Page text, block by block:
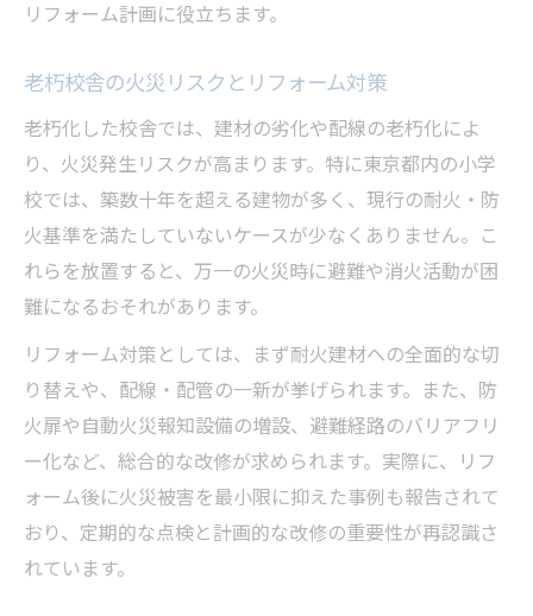
リフォーム計画に役立ちます。
老朽校舎の火災リスクとリフォーム対策
老朽化した校舎では、建材の劣化や配線の老朽化によ
り、火災発生リスクが高まります。特に東京都内の小学
校では、築数十年を超える建物が多く、現行の耐火・防
火基準を満たしていないケースが少なくありません。こ
れらを放置すると、万一の火災時に避難や消火活動が困
難になるおそれがあります。
リフォーム対策としては、まず耐火建材への全面的な切
り替えや、配線・配管の一新が挙げられます。また、防
火扉や自動火災報知設備の増設、避難経路のバリアフリ
ー化など、総合的な改修が求められます。実際に、リフ
ォーム後に火災被害を最小限に抑えた事例も報告されて
おり、定期的な点検と計画的な改修の重要性が再認識さ
れています。